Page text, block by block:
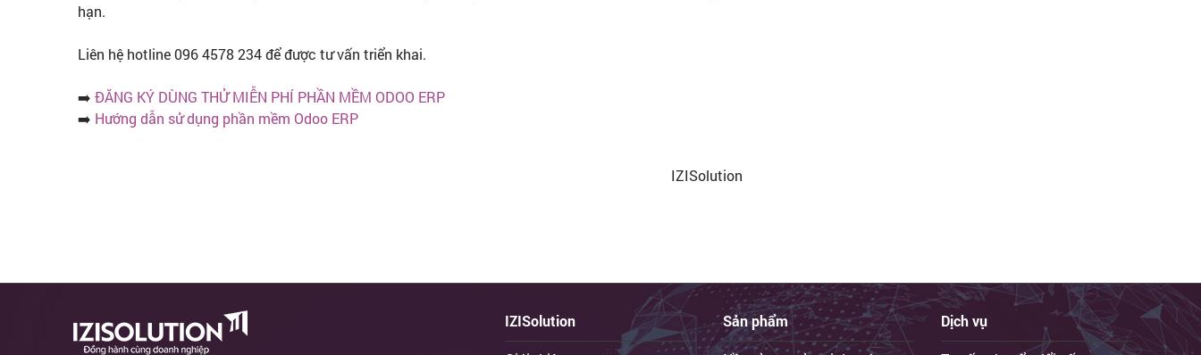
hạn.
Liên hệ hotline 096 4578 234 để được tư vấn triển khai.
➡️ ĐĂNG KÝ DÙNG THỬ MIỄN PHÍ PHẦN MỀM ODOO ERP
➡️ Hướng dẫn sử dụng phần mềm Odoo ERP
IZISolution
IZISolution Sản phẩm Dịch vụ